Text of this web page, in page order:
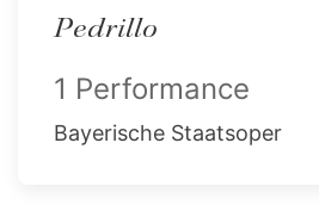
Pedrillo
1 Performance
Bayerische Staatsoper